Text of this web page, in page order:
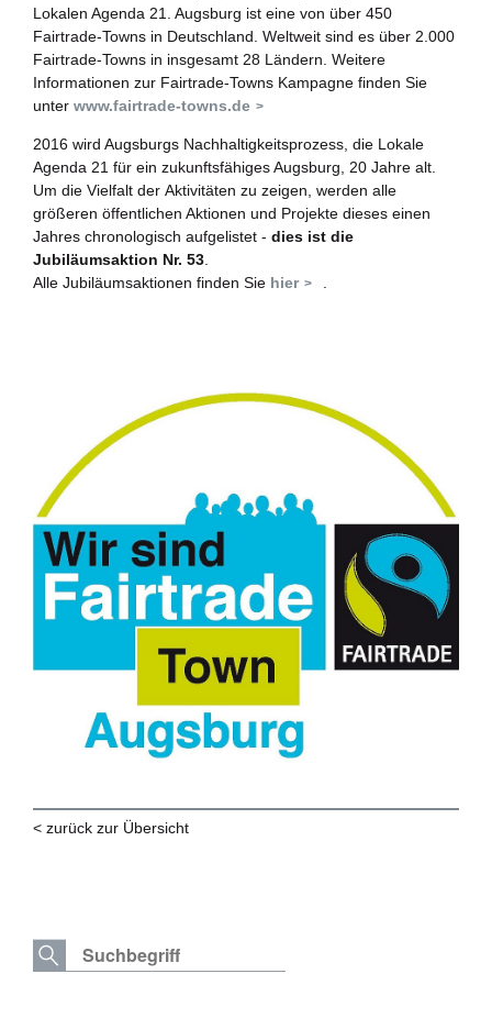
Lokalen Agenda 21. Augsburg ist eine von über 450
Fairtrade-Towns in Deutschland. Weltweit sind es über 2.000
Fairtrade-Towns in insgesamt 28 Ländern. Weitere
Informationen zur Fairtrade-Towns Kampagne finden Sie
unter www.fairtrade-towns.de
2016 wird Augsburgs Nachhaltigkeitsprozess, die Lokale
Agenda 21 für ein zukunftsfähiges Augsburg, 20 Jahre alt.
Um die Vielfalt der Aktivitäten zu zeigen, werden alle
größeren öffentlichen Aktionen und Projekte dieses einen
Jahres chronologisch aufgelistet - dies ist die
Jubiläumsaktion Nr. 53
Alle Jubiläumsaktionen finden Sie hier
< zurück zur Übersicht